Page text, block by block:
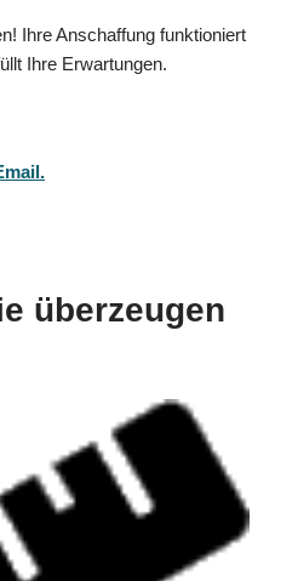
Ihre Anschaffung funktioniert
Ihre Erwartungen.
überzeugen